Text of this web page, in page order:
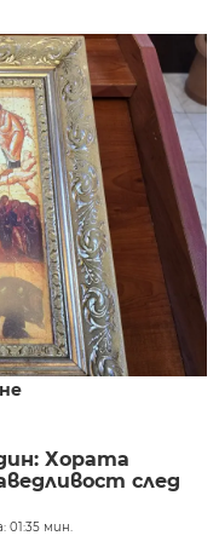
Хората
след
01:35 мин.